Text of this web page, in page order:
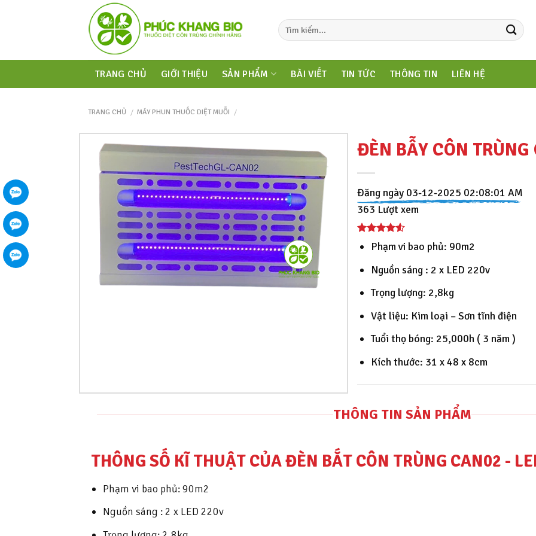
TRANG CHỦ GIỚI THIỆU SẢN PHẨM BÀI VIẾT TIN TỨC THÔNG TIN LIÊN HỆ
TRANG CHỦ / MÁY PHUN THUỐC DIỆT MUỖI /
ĐÈN BẪY CÔN
Đăng ngày 03-12-2025 02:08:01 AM
363 Lượt xem
Phạm vi bao phủ: 90m2
Nguồn sáng : 2 x LED 220v
Trọng lượng: 2,8kg
Vật liệu: Kim loại – Sơn tĩnh điện
Tuổi thọ bóng: 25,000h ( 3 năm )
Kích thước: 31 x 48 x 8cm
THÔNG TIN SẢN PHẨM
THÔNG SỐ KĨ THUẬT CỦA ĐÈN BẮT CÔN TRÙNG CAN02 -
Phạm vi bao phủ: 90m2
Nguồn sáng : 2 x LED 220v